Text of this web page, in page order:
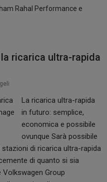
Rahal Performance e
ricarica ultra-rapida
La ricarica ultra-rapida
in futuro: semplice,
economica e possibile
ovunque Sarà possibile
di ricarica ultra-rapida
di quanto si sia
Group